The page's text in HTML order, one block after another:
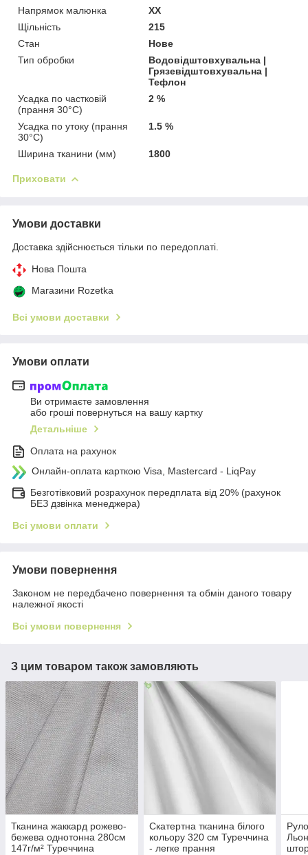
Напрямок малюнка
XX
Щільність
215
Стан
Нове
Тип обробки
Водовідштовхувальна |
Грязевідштовхувальна |
Тефлон
Усадка по частковій
(прання 30°C)
2 %
Усадка по утоку (прання
30°C)
1.5 %
Ширина тканини (мм) 1800
Приховати
Умови доставки
Доставка здійснюється тільки по передоплаті.
Нова Пошта
Магазини Rozetka
Всі умови доставки
Умови оплати
Ви отримаєте замовлення
або гроші повернуться на вашу картку
Детальніше
Оплата на рахунок
Онлайн-оплата карткою Visa, Mastercard - LiqPay
Безготівковий розрахунок передплата від 20% (рахунок
БЕЗ дзвінка менеджера)
Всі умови оплати
Умови повернення
Законом не передбачено повернення та обмін даного товару
належної якості
Всі умови повернення
З цим товаром також замовляють
Тканина жаккард рожево-
бежева однотонна 280см
147г/м² Туреччина
Скатертна тканина білого
кольору 320 см Туреччина
- легке прання